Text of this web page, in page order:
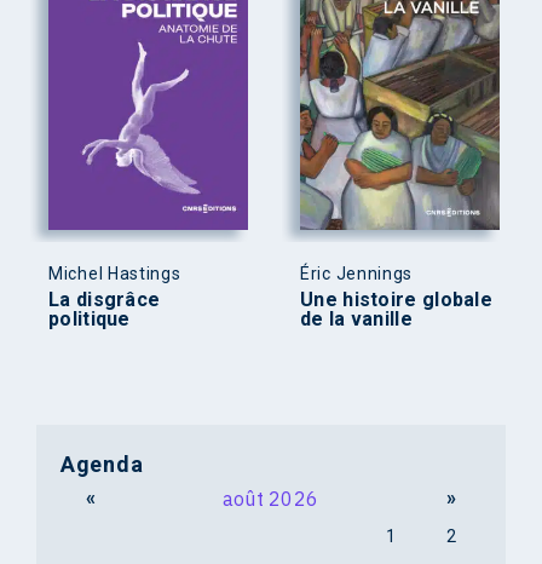
Michel Hastings
La disgrâce
politique
Éric Jennings
Une histoire globale
de la vanille
Agenda
« août 2026 »
1
2